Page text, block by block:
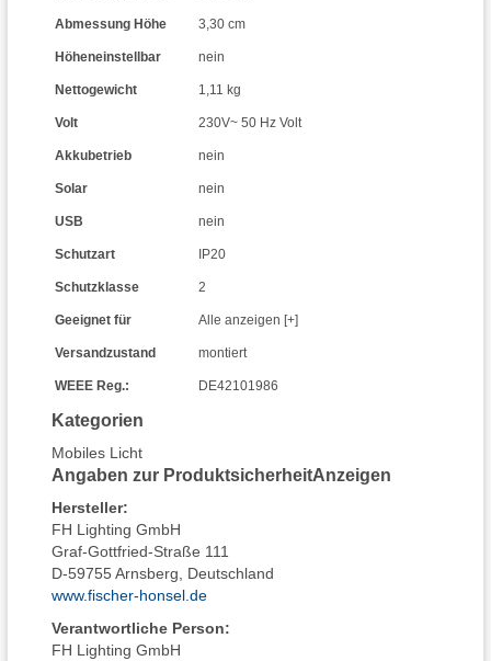
Kategorien
Mobiles Licht
Angaben zur ProduktsicherheitAnzeigen
Hersteller:
FH Lighting GmbH
Graf-Gottfried-Straße 111
D-59755 Arnsberg, Deutschland
www.fischer-honsel.de
Verantwortliche Person:
FH Lighting GmbH
Abmessung Höhe 3,30 cm
Höheneinstellbar nein
Nettogewicht 1,11 kg
Volt 230V~ 50 Hz Volt
Akkubetrieb nein
Solar nein
USB nein
Schutzart IP20
Schutzklasse 2
Geeignet für Alle anzeigen [+]
Versandzustand montiert
WEEE Reg.: DE42101986